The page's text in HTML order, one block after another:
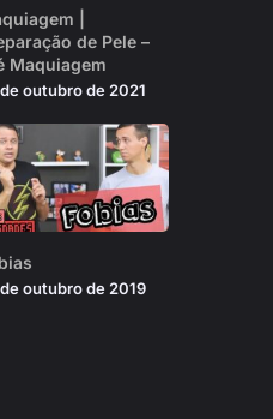
|
de Pele –
Maquiagem
outubro de 2021
outubro de 2019